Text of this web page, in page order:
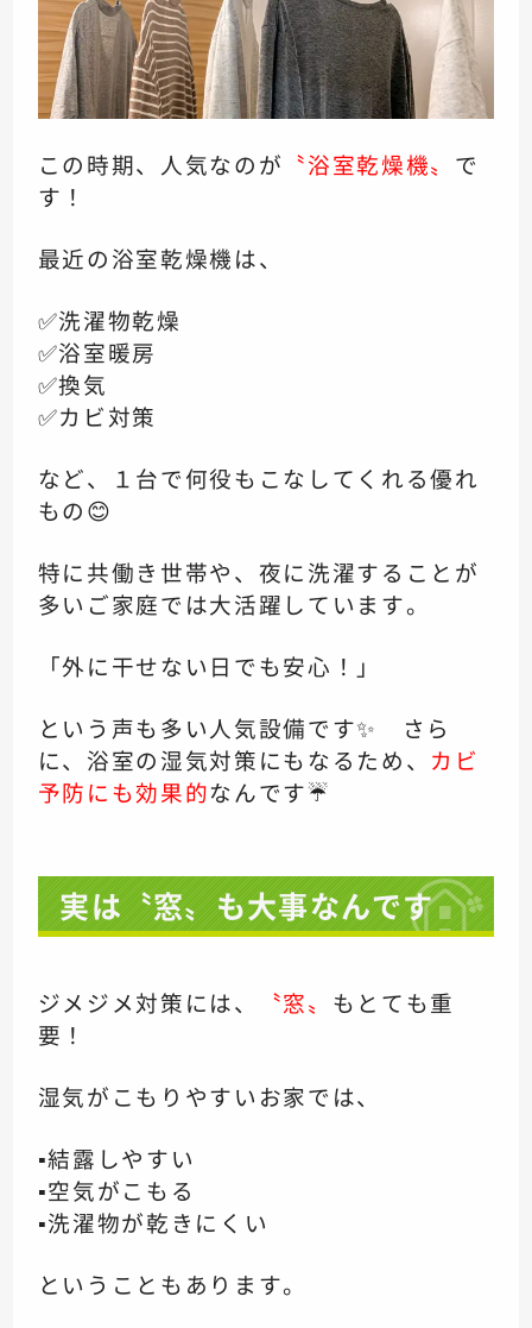
この時期、人気なのが 〝浴室乾燥機〟 で
す！
最近の浴室乾燥機は、
✅洗濯物乾燥
✅浴室暖房
✅換気
✅カビ対策
など、１台で何役もこなしてくれる優れ
もの😊
特に共働き世帯や、夜に洗濯することが
多いご家庭では大活躍しています。
「外に干せない日でも安心！」
という声も多い人気設備です✨ さら
に、浴室の湿気対策にもなるため、 カビ
予防にも効果的なんです☔
実は〝窓〟も大事なんです
ジメジメ対策には、 〝窓〟 もとても重
要！
湿気がこもりやすいお家では、
▪️結露しやすい
▪️空気がこもる
▪️洗濯物が乾きにくい
ということもあります。